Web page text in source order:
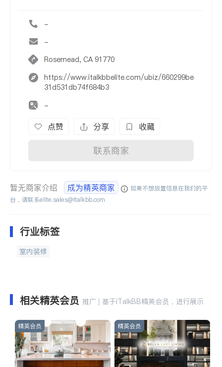
-
-
Rosemead, CA 91770
https://www.italkbbelite.com/ubiz/660299be
31d531db74f684b3
-
点赞 分享 收藏
联系商家
暂无商家介绍 成为精英商家
如果不想放置信息在我们的平
台，请联系elite.sales@italkbb.com
行业标签
室内装修
相关精英会员 推广 | 基于iTalkBB精英会员，进行展示
精英会员 精英会员